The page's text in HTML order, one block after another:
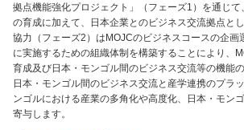
拠点機能強化プロジェクト」（フェーズ1）を通じ
の育成に加えて、日本企業とのビジネス交流拠点と
協力（フェーズ2）はMOJCのビジネスコースの企画
に実施するための組織体制を構築することにより、
育成及び日本・モンゴル間のビジネス交流等の機能
日本・モンゴル間のビジネス交流と産学連携のプラ
ンゴルにおける産業の多角化や高度化、日本・モン
寄与します。